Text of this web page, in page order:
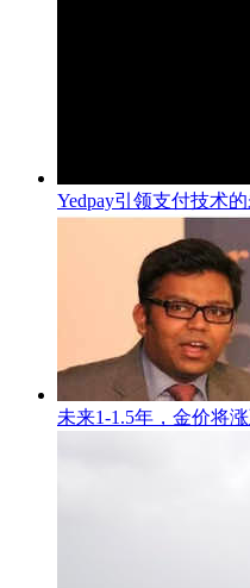
Yedpay引领支付技术
未来1-1.5年，金价将